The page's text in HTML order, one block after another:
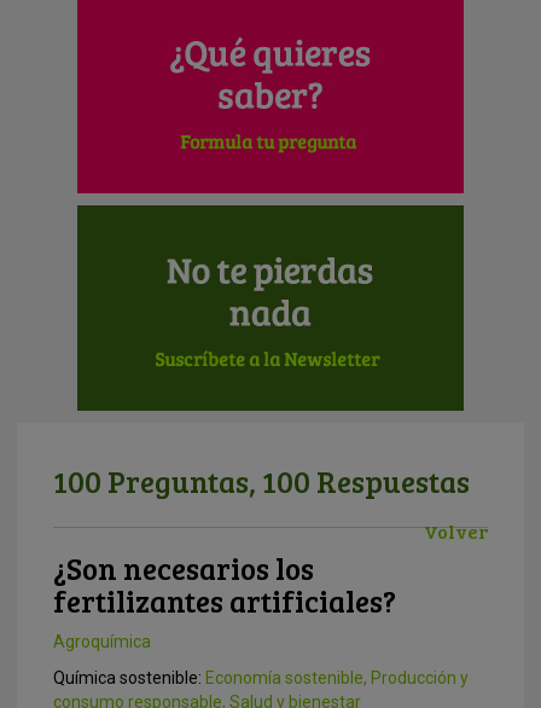
100 Preguntas, 100 Respuestas
Volver
¿Son necesarios los
fertilizantes artificiales?
Agroquímica
Química sostenible: Economía sostenible, Producción y
consumo responsable, Salud y bienestar